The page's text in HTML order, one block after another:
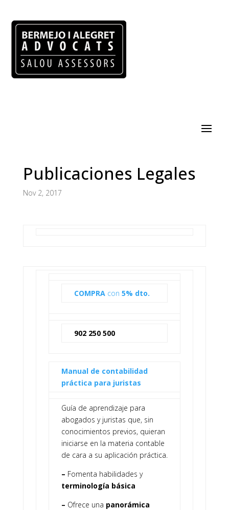
Publicaciones Legales
Nov 2, 2017
COMPRAcon 5% dto.
902 250 500
Manual de contabilidad
práctica para juristas
Guía de aprendizaje para
abogados y juristas que, sin
conocimientos previos, quieran
iniciarse en la materia contable
de cara a su aplicación práctica.
– Fomenta habilidades y
terminología básica
– Ofrece una panorámica